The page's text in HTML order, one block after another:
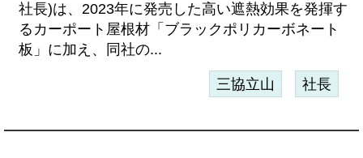
社長)は、2023年に発売した高い遮熱効果を発揮す
るカーポート屋根材「ブラックポリカーボネート
板」に加え、同社の...
三協立山 社長